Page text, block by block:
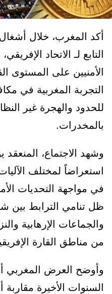
أكد المغرب، خلال
التابع لـ الاتحاد
الأمنيين على المستوى
التجربة المغربية في
للحدود والهجرة غير
بالمخدرات.
استعراضاً لمختلف
في مواجهة التحديات
ظل تنامي الترابط بين
والجماعات الإرهابية
من مناطق القارة
وأوضح العرض المغربي
السنوات الأخيرة